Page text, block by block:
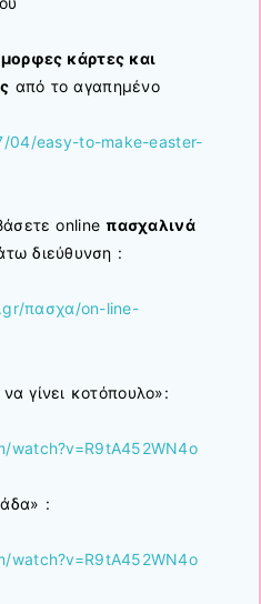
κάρτες και
από το αγαπημένο
04/easy-to-make-easter-
onlineπασχαλινά
διεύθυνση :
πασχα/on-line-
γίνει κοτόπουλο»:
watch?v=R9tA452WN4o
:
watch?v=R9tA452WN4o